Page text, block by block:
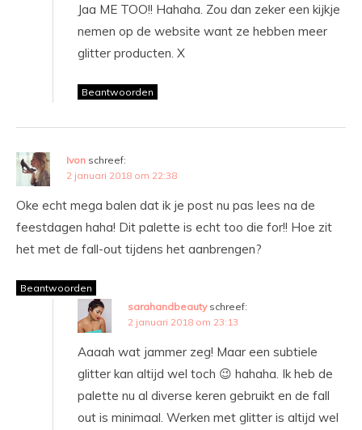
Jaa ME TOO!! Hahaha. Zou dan zeker een kijkje
nemen op de website want ze hebben meer
glitter producten. X
Beantwoorden
Ivon schreef:
2 januari 2018 om 22:38
Oke echt mega balen dat ik je post nu pas lees na de
feestdagen haha! Dit palette is echt too die for!! Hoe zit
het met de fall-out tijdens het aanbrengen?
Beantwoorden
sarahandbeauty schreef:
2 januari 2018 om 23:13
Aaaah wat jammer zeg! Maar een subtiele
glitter kan altijd wel toch 😉 hahaha. Ik heb de
palette nu al diverse keren gebruikt en de fall
out is minimaal. Werken met glitter is altijd wel